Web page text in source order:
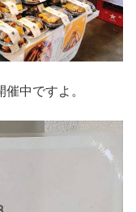
中ですよ。